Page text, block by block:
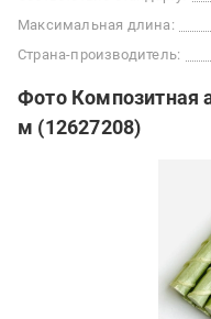
Максимальная длина:
Страна-производитель:
Фото Композитная
м (12627208)